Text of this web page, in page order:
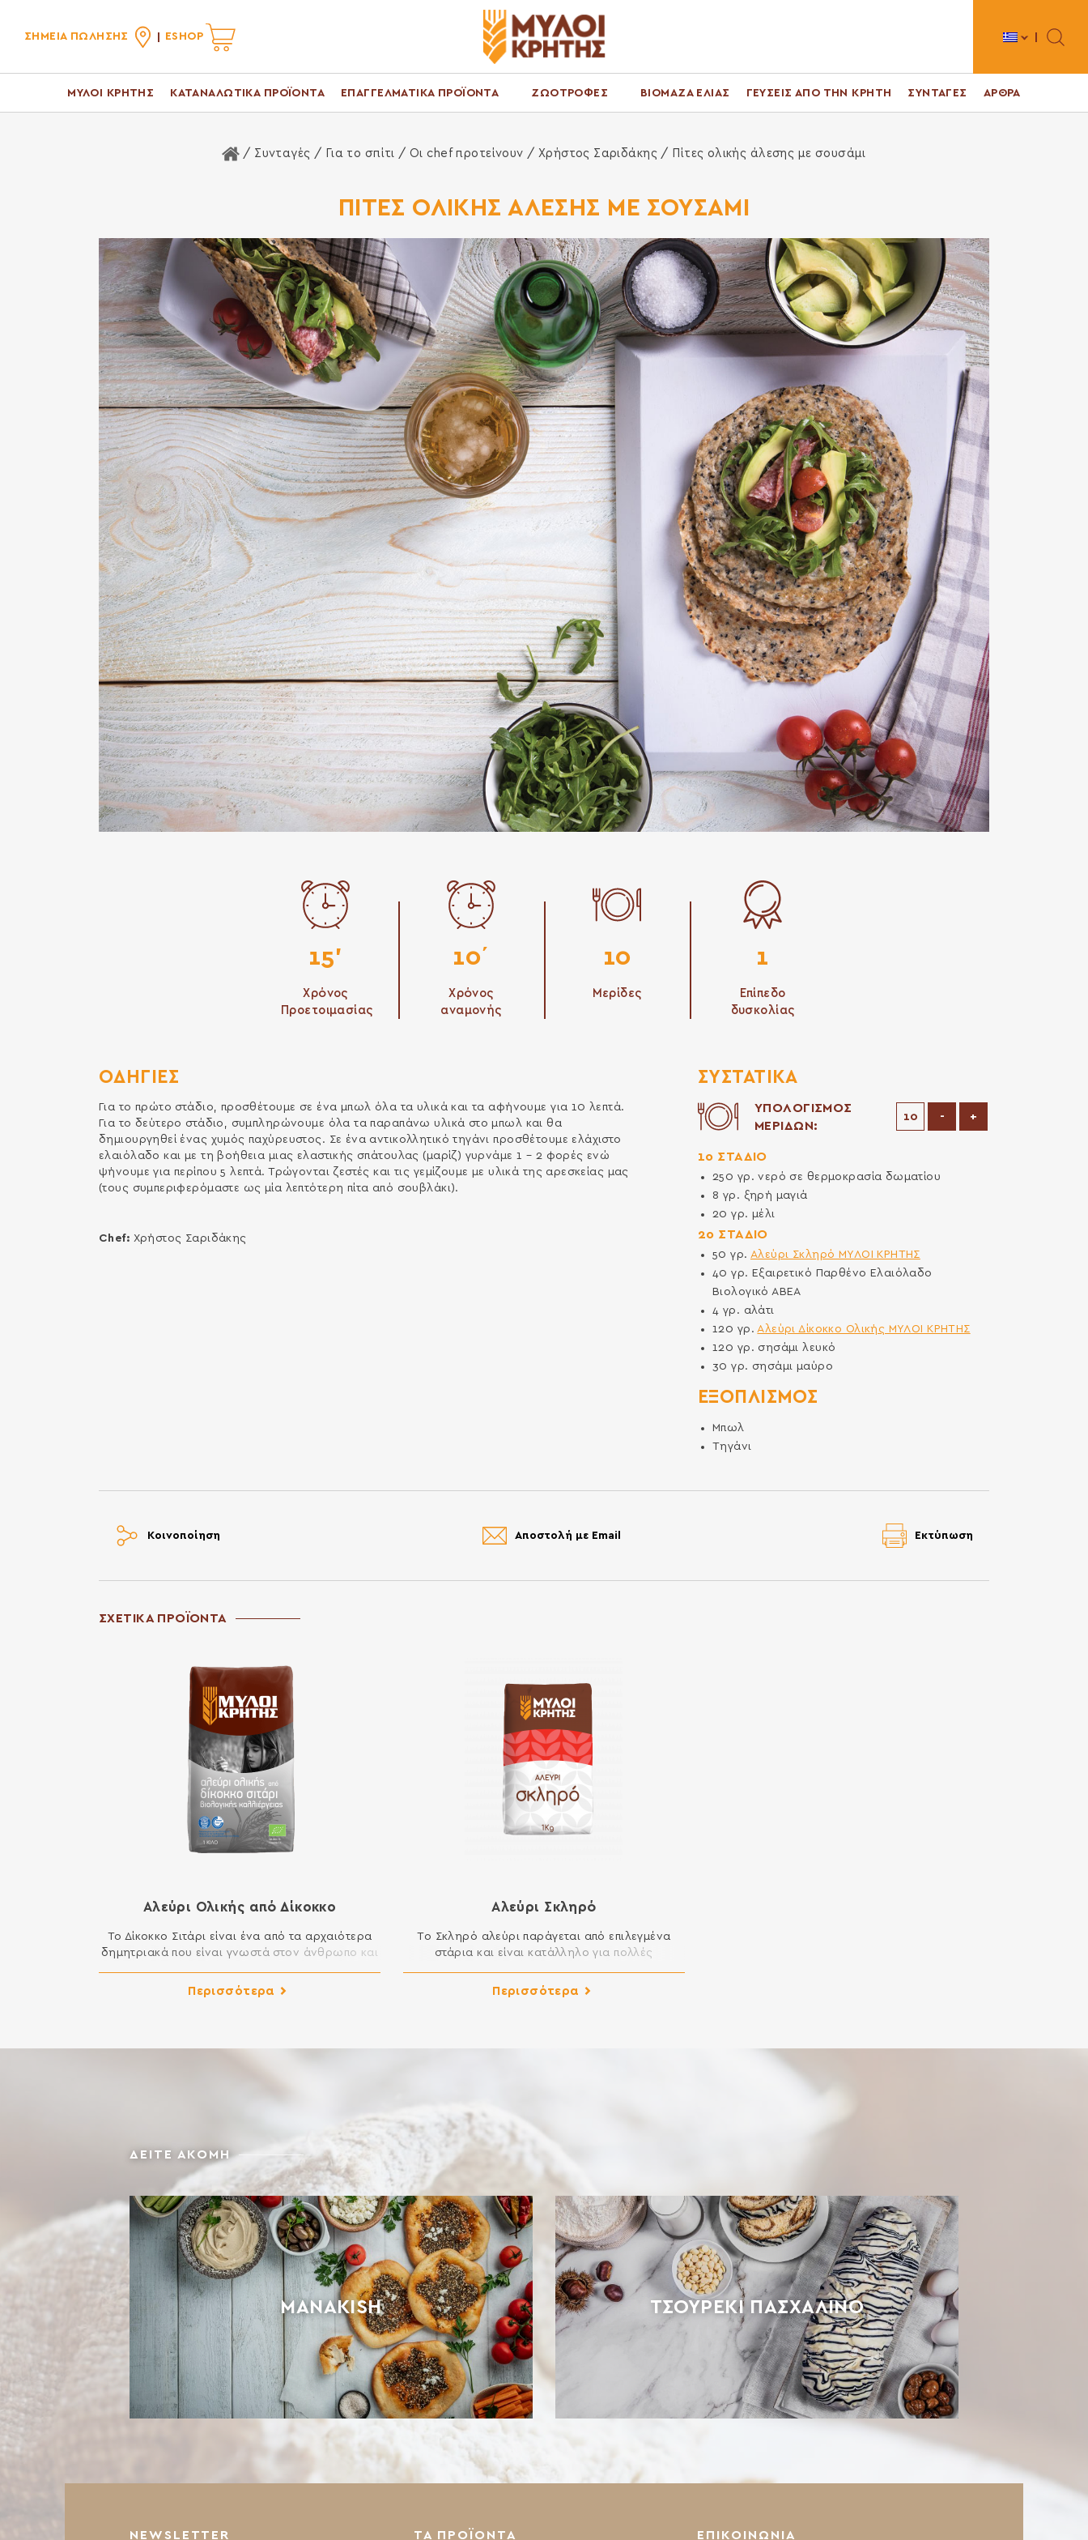
ΣΗΜΕΙΑ ΠΩΛΗΣΗΣ ESHOP Toggle
ΜΥΛΟΙ ΚΡΗΤΗΣ ΚΑΤΑΝΑΛΩΤΙΚΑ ΠΡΟΪΟΝΤΑ ΕΠΑΓΓΕΛΜΑΤΙΚΑ ΠΡΟΪΟΝΤΑ ΖΩΟΤΡΟΦΕΣ ΒΙΟΜΑΖΑ ΕΛΙΑΣ ΓΕΥΣΕΙΣ ΑΠΟ ΤΗΝ ΚΡΗΤΗ ΣΥΝΤΑΓΕΣ ΑΡΘΡΑ
Αρχική Σελίδα
/ Συνταγές / Για το σπίτι /Οι chef προτείνουν / Χρήστος Σαριδάκης / Πίτες ολικής άλεσης με σουσάμι
ΠΙΤΕΣ ΟΛΙΚΗΣ ΑΛΕΣΗΣ ΜΕ ΣΟΥΣΑΜΙ
15'
Χρόνος
Προετοιμασίας
10΄
Χρόνος
αναμονής
10
Μερίδες
1
Επίπεδο
δυσκολίας
ΟΔΗΓΙΕΣ
Για το πρώτο στάδιο, προσθέτουμε σε ένα μπωλ όλα τα υλικά και τα αφήνουμε για 10 λεπτά.
Για το δεύτερο στάδιο, συμπληρώνουμε όλα τα παραπάνω υλικά στο μπωλ και θα
δημιουργηθεί ένας χυμός παχύρευστος. Σε ένα αντικολλητικό τηγάνι προσθέτουμε ελάχιστο
ελαιόλαδο και με τη βοήθεια μιας ελαστικής σπάτουλας (μαρίζ) γυρνάμε 1 – 2 φορές ενώ
ψήνουμε για περίπου 5 λεπτά. Τρώγονται ζεστές και τις γεμίζουμε με υλικά της αρεσκείας μας
(τους συμπεριφερόμαστε ως μία λεπτότερη πίτα από σουβλάκι).
Chef: Χρήστος Σαριδάκης
ΣΥΣΤΑΤΙΚΆ
ΥΠΟΛΟΓΙΣΜΟΣ
ΜΕΡΙΔΩΝ:
-Μείωση μερίδων
+
1ο ΣΤΑΔΙΟ
250 γρ.νερό σε θερμοκρασία δωματίου
8 γρ. ξηρή μαγιά
20γρ. μέλι
2ο ΣΤΑΔΙΟ
50γρ. Αλεύρι Σκληρό ΜΥΛΟΙ ΚΡΗΤΗΣ
40γρ. Εξαιρετικό Παρθένο Ελαιόλαδο
Βιολογικό ΑΒΕΑ
4 γρ. αλάτι
120 γρ.Αλεύρι Δίκοκκο Ολικής ΜΥΛΟΙ ΚΡΗΤΗΣ
120 γρ. σησάμι λευκό
30γρ. σησάμι μαύρο
ΕΞΟΠΛΙΣΜΌΣ
Μπωλ
Τηγάνι
Κοινοποίηση Αποστολή με Email Εκτύπωση
ΣΧΕΤΙΚΑ ΠΡΟΪΟΝΤΑ
Αλεύρι Ολικής από Δίκοκκο
Το Δίκοκκο Σιτάρι είναι ένα από τα αρχαιότερα
δημητριακά που είναι γνωστά στον άνθρωπο και
αρχαίων Ελλήνων. Θεωρείται ένα από τα πιο
το κοινό σιτάρι και θεωρείται καταλληλότερο
Περισσότερα
Αλεύρι Σκληρό
Το Σκληρό αλεύρι παράγεται από επιλεγμένα
στάρια και είναι κατάλληλο για πολλές
ζαχαροπλαστικής στην κουζίνα σας. Μπορείτε να
Περισσότερα
ΔΕΙΤΕ ΑΚΟΜΗ
MANAKISH ΤΣΟΥΡΕΚΙ ΠΑΣΧΑΛΙΝΟ
NEWSLETTER ΤΑ ΠΡΟΪΟΝΤΑ ΕΠΙΚΟΙΝΩΝΙΑ